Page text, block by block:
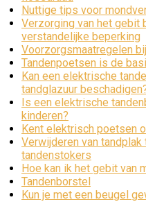
Nuttige tips voor
Verzorging van het gebit
verstandelijke beperking
Voorzorgsmaatregelen
Tandenpoetsen is de
Kan een elektrische
tandglazuur
Is een elektrische
kinderen?
Kent elektrisch poetsen
Verwijderen van
tandenstokers
Hoe kan ik het gebit van
Tandenborstel
Kun je met een beugel